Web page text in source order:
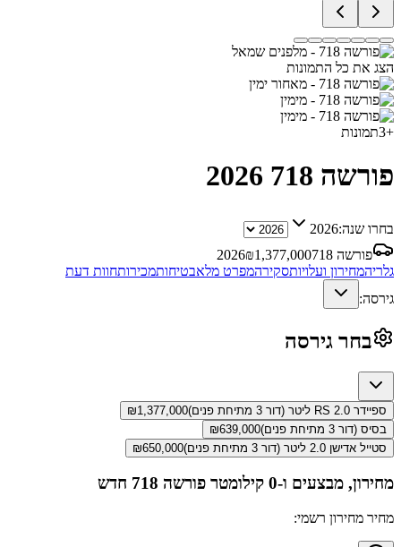
הצג את כל התמונות
+
3תמונות
פורשה 718 2026
בחרו שנה:2026
פורשה 718
2026₪1,377,000
גלריהמחירון ועלויותסקירהמפרט מלאבטיחותמכירותחוות דעת
גירסה:
בחר גירסה
ספיידר RS 2.0 ליטר (דור 3 מתיחת פנים) ₪1,377,000
בסיס (דור 3 מתיחת פנים)
₪639,000
סטייל אדישן 2.0 ליטר (דור 3 מתיחת פנים)
₪650,000
מחירון, מבצעים ו-0 קילומטר פורשה 718 חדש
מחיר מחירון רשמי: